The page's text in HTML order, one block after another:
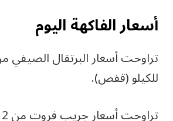
أسعار الفاكهة اليوم
للكيلو (قفص).